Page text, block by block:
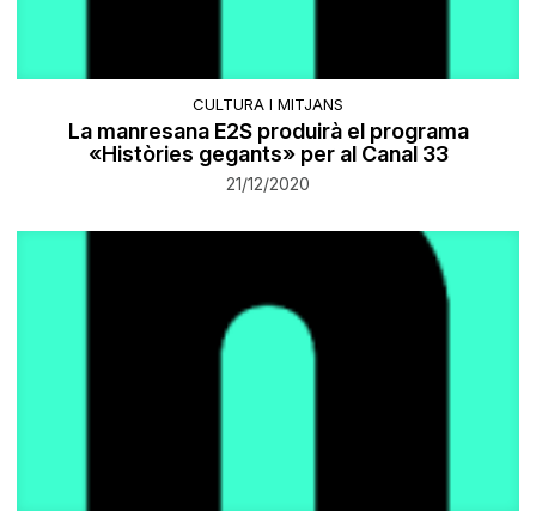
CULTURA I MITJANS
La manresana E2S produirà el programa
«Històries gegants» per al Canal 33
21/12/2020